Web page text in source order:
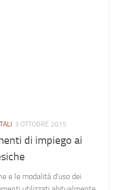
3 OTTOBRE 2015
di impiego ai
e le modalità d’uso dei